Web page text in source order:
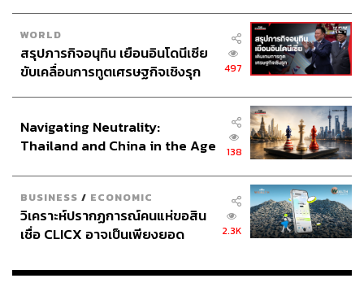
WORLD
สรุปภารกิจอนุทิน เยือนอินโดนีเซีย
ขับเคลื่อนการทูตเศรษฐกิจเชิงรุก
497
Navigating Neutrality:
Thailand and China in the Age
138
BUSINESS / ECONOMIC
วิเคราะห์ปรากฏการณ์คนแห่ขอสิน
เชื่อ CLICX อาจเป็นเพียงยอด
เรือนไทยที่ถูกซุกไว้
2.3K